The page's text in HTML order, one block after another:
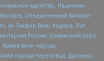
единство, Национал-
Объединенный Вилайат
Ат-Такфир Валь-Хиджра, Пит
партия России, Славянский союз,
воли народа,
города Череповца, Духовно-